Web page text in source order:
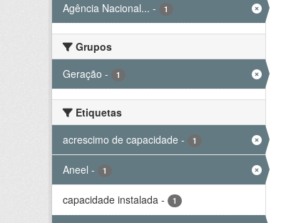
Agência Nacional... - 1
Grupos
Geração - 1
Etiquetas
acrescimo de capacidade - 1
Aneel - 1
capacidade instalada - 1